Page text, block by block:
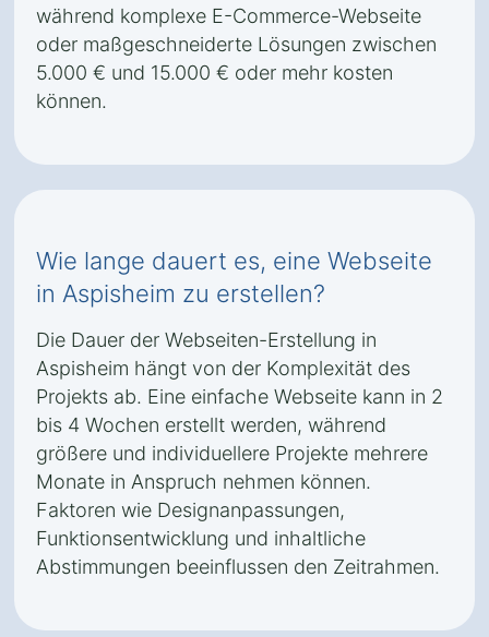
während komplexe E-Commerce-Webseite
oder maßgeschneiderte Lösungen zwischen
5.000 € und 15.000 € oder mehr kosten
können.
Wie lange dauert es, eine Webseite
in Aspisheim zu erstellen?
Die Dauer der Webseiten-Erstellung in
Aspisheim hängt von der Komplexität des
Projekts ab. Eine einfache Webseite kann in 2
bis 4 Wochen erstellt werden, während
größere und individuellere Projekte mehrere
Monate in Anspruch nehmen können.
Faktoren wie Designanpassungen,
Funktionsentwicklung und inhaltliche
Abstimmungen beeinflussen den Zeitrahmen.